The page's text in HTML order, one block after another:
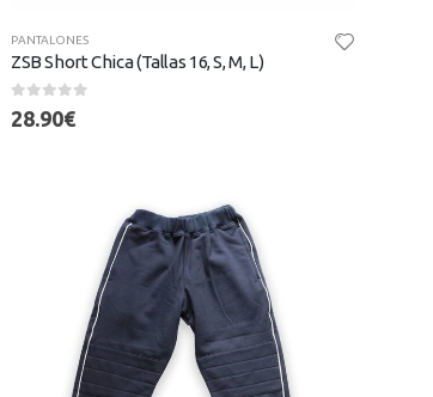
PANTALONES
ZSB Short Chica (Tallas 16, S, M, L)
0out of 5
28.90€